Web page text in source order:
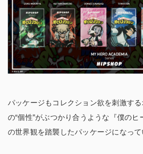
パッケージもコレクション欲を刺激す
の“個性”がぶつかり合うような『僕のヒ
の世界観を踏襲したパッケージになって